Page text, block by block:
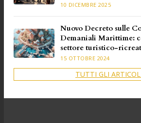
10 DICEMBRE 2025
Nuovo Decreto sulle
Demaniali Marittime:
settore turistico-
15 OTTOBRE 2024
TUTTI GLI